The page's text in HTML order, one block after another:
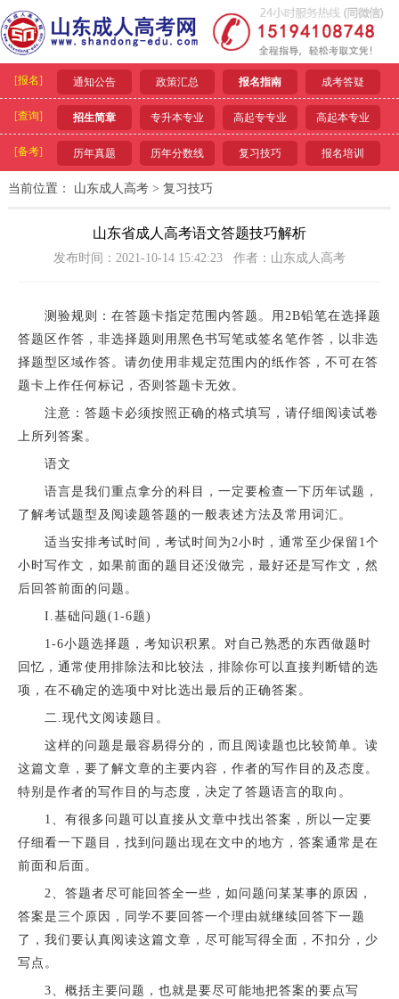
[报名] 通知公告 政策汇总 报名指南 成考答疑
[查询] 招生简章 专升本专业 高起专专业 高起本专业
[备考] 历年真题 历年分数线 复习技巧 报名培训
当前位置： 山东成人高考> 复习技巧
山东省成人高考语文答题技巧解析
发布时间：2021-10-14 15:42:23 作者：山东成人高考
测验规则：在答题卡指定范围内答题。用2B铅笔在选择题
答题区作答，非选择题则用黑色书写笔或签名笔作答，以非选
择题型区域作答。请勿使用非规定范围内的纸作答，不可在答
题卡上作任何标记，否则答题卡无效。
注意：答题卡必须按照正确的格式填写，请仔细阅读试卷
上所列答案。
语文
语言是我们重点拿分的科目，一定要检查一下历年试题，
了解考试题型及阅读题答题的一般表述方法及常用词汇。
适当安排考试时间，考试时间为2小时，通常至少保留1个
小时写作文，如果前面的题目还没做完，最好还是写作文，然
后回答前面的问题。
I.基础问题(1-6题)
1-6小题选择题，考知识积累。对自己熟悉的东西做题时
回忆，通常使用排除法和比较法，排除你可以直接判断错的选
项，在不确定的选项中对比选出最后的正确答案。
二.现代文阅读题目。
这样的问题是最容易得分的，而且阅读题也比较简单。读
这篇文章，要了解文章的主要内容，作者的写作目的及态度。
特别是作者的写作目的与态度，决定了答题语言的取向。
1、有很多问题可以直接从文章中找出答案，所以一定要
仔细看一下题目，找到问题出现在文中的地方，答案通常是在
前面和后面。
2、答题者尽可能回答全一些，如问题问某某事的原因，
答案是三个原因，同学不要回答一个理由就继续回答下一题
了，我们要认真阅读这篇文章，尽可能写得全面，不扣分，少
写点。
3、概括主要问题，也就是要尽可能地把答案的要点写